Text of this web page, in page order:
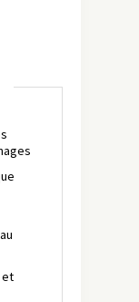
et